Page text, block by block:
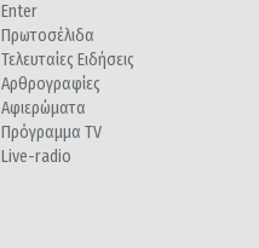
Enter
Πρωτοσέλιδα
Τελευταίες Ειδήσεις
Αρθρογραφίες
Αφιερώματα
Πρόγραμμα TV
Live-radio